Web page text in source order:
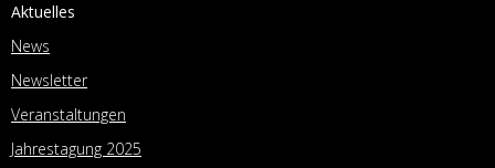
Aktuelles
News
Newsletter
Veranstaltungen
Jahrestagung 2025